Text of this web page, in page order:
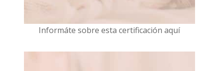
Informáte sobre esta certificación aquí